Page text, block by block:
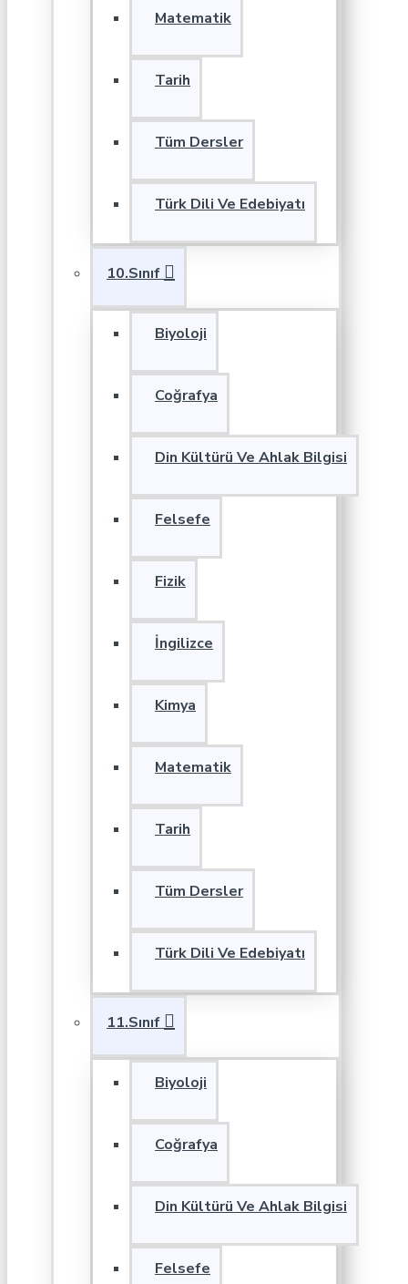
Matematik
Tarih
Tüm Dersler
Türk Dili Ve Edebiyatı
10.Sınıf
Biyoloji
Coğrafya
Din Kültürü Ve Ahlak Bilgisi
Felsefe
Fizik
İngilizce
Kimya
Matematik
Tarih
Tüm Dersler
Türk Dili Ve Edebiyatı
11.Sınıf
Biyoloji
Coğrafya
Din Kültürü Ve Ahlak Bilgisi
Felsefe